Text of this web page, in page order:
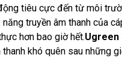
tiêu cực đến từ môi
truyền âm thanh của
hơn bao giờ hết.Ugreen
khó quên sau những